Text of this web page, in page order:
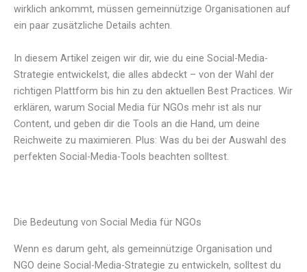
wirklich ankommt, müssen gemeinnützige Organisationen auf
ein paar zusätzliche Details achten.
In diesem Artikel zeigen wir dir, wie du eine Social-Media-
Strategie entwickelst, die alles abdeckt – von der Wahl der
richtigen Plattform bis hin zu den aktuellen Best Practices. Wir
erklären, warum Social Media für NGOs mehr ist als nur
Content, und geben dir die Tools an die Hand, um deine
Reichweite zu maximieren. Plus: Was du bei der Auswahl des
perfekten Social-Media-Tools beachten solltest.
Die Bedeutung von Social Media für NGOs
Wenn es darum geht, als gemeinnützige Organisation und
NGO deine Social-Media-Strategie zu entwickeln, solltest du